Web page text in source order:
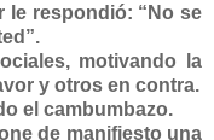
le respondió: “No se
motivando la
y otros en contra.
el cambumbazo.
de manifiesto una